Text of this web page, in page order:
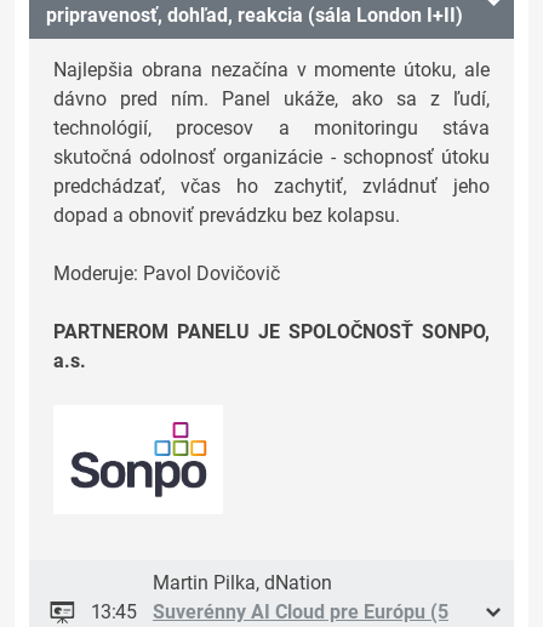
pripravenosť, dohľad, reakcia (sála London I+II)
Najlepšia obrana nezačína v momente útoku, ale
dávno pred ním. Panel ukáže, ako sa z ľudí,
technológií, procesov a monitoringu stáva
skutočná odolnosť organizácie - schopnosť útoku
predchádzať, včas ho zachytiť, zvládnuť jeho
dopad a obnoviť prevádzku bez kolapsu.
Moderuje: Pavol Dovičovič
PARTNEROM PANELU JE SPOLOČNOSŤ SONPO,
a.s.
13:45
Martin Pilka, dNation
Suverénny AI Cloud pre Európu (5